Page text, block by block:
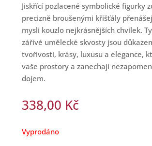
Jiskřící pozlacené symbolické figurky
precizně broušenými křišťály
mysli kouzlo nejkrásnějších chvilek.
zářivé umělecké skvosty jsou
tvořivosti, krásy, luxusu a elegance,
vaše prostory a zanechají
dojem.
338,00 Kč
Vyprodáno